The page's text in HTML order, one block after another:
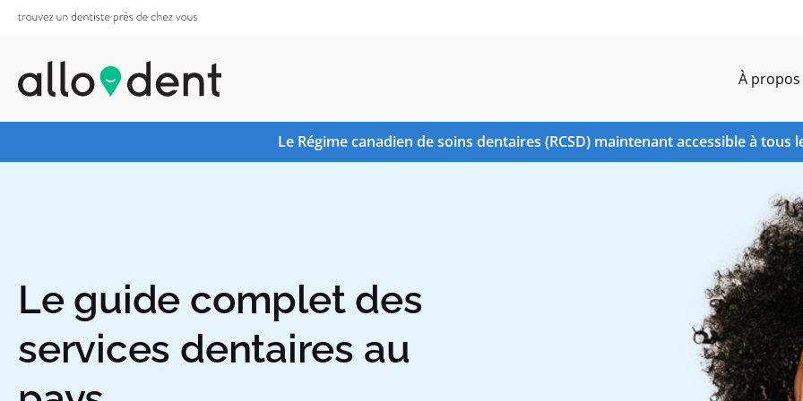
À propos
Le Régime canadien de soins dentaires (RCSD) maintenant accessible à tous
Le guide complet des
services dentaires au